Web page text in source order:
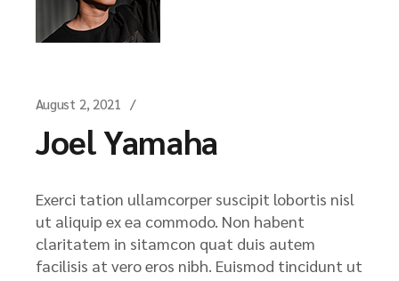
August 2, 2021
Joel Yamaha
Exerci tation ullamcorper suscipit lobortis nisl
ut aliquip ex ea commodo. Non habent
claritatem in sitamcon quat duis autem
facilisis at vero eros nibh. Euismod tincidunt ut